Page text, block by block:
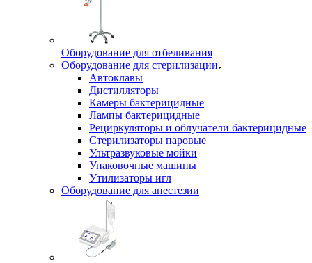
Оборудование для отбеливания
Оборудование для стерилизации
Автоклавы
Дистилляторы
Камеры бактерицидные
Лампы бактерицидные
Рециркуляторы и облучатели бактерицидные
Стерилизаторы паровые
Ультразвуковые мойки
Упаковочные машины
Утилизаторы игл
Оборудование для анестезии